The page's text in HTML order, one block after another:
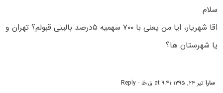
سلام
اقا شهریار، ایا من یعنی با ۷۰۰ سهمیه ۵درصد بالینی قبولم؟ تهران و‌
یا شهرستان ها؟
ساراتیر ۲۳, ۱۳۹۵ at ۹:۴۱ ق٫ظ - Reply